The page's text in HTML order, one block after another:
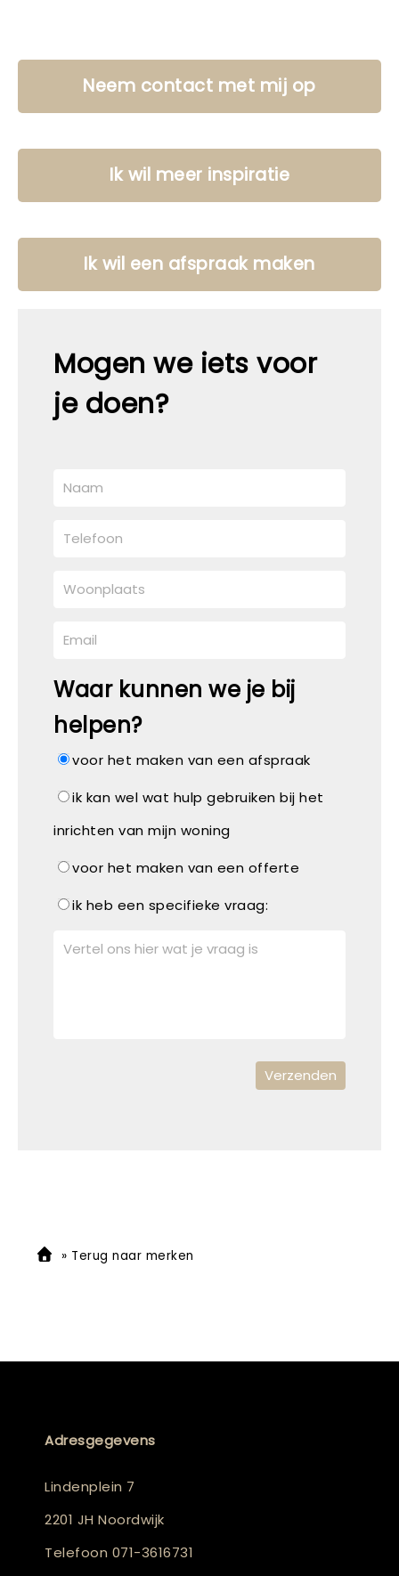
Neem contact met mij op
Ik wil meer inspiratie
Ik wil een afspraak maken
Mogen we iets voor
je doen?
Waar kunnen we je bij
helpen?
voor het maken van een afspraak
ik kan wel wat hulp gebruiken bij het
inrichten van mijn woning
voor het maken van een offerte
ik heb een specifieke vraag:
» Terug naar merken
Adresgegevens
Lindenplein 7
2201 JH Noordwijk
Telefoon 071-3616731